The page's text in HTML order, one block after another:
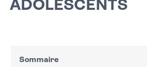
ADOLESCENTS
Sommaire